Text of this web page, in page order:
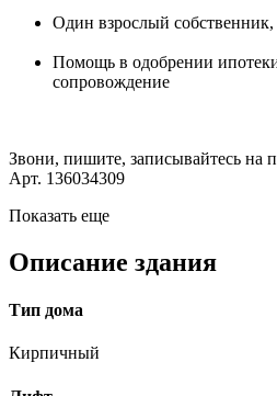
Один взрослый
Помощь в одобрении
сопровождение
Звони, пишите, записывайтесь на
Арт. 136034309
Показать еще
Описание здания
Тип дома
Кирпичный